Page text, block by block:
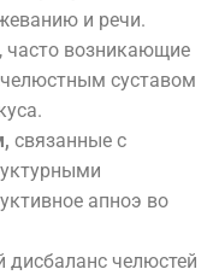
и речи.
, часто возникающие
суставом
связанные с
апноэ во
дисбаланс челюстей